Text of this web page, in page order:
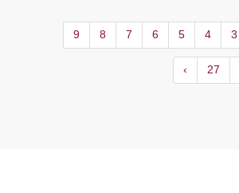
3
4
5
6
7
8
9
27
›